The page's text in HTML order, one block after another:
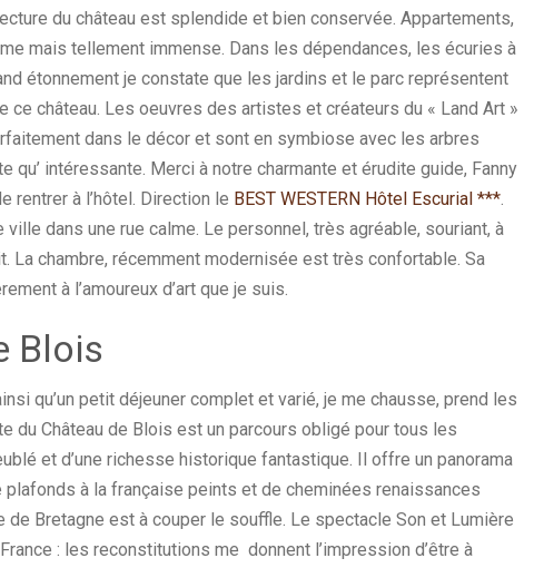
du château est splendide et bien conservée. Appartements,
mais tellement immense. Dans les dépendances, les écuries à
étonnement je constate que les jardins et le parc représentent
ce château. Les oeuvres des artistes et créateurs du « Land Art »
dans le décor et sont en symbiose avec les arbres
intéressante. Merci à notre charmante et érudite guide, Fanny
rentrer à l’hôtel. Direction le BEST WESTERN Hôtel Escurial ***.
dans une rue calme. Le personnel, très agréable, souriant, à
La chambre, récemment modernisée est très confortable. Sa
à l’amoureux d’art que je suis.
Blois
qu’un petit déjeuner complet et varié, je me chausse, prend les
du Château de Blois est un parcours obligé pour tous les
et d’une richesse historique fantastique. Il offre un panorama
à la française peints et de cheminées renaissances
de Bretagne est à couper le souffle. Le spectacle Son et Lumière
: les reconstitutions me donnent l’impression d’être à